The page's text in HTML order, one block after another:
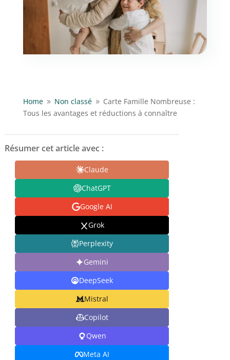
Home 9 Non classé 9 Carte Famille Nombreuse :
Tous les avantages et réductions à connaître
Résumer cet article avec :
Claude
ChatGPT
Google AI
Grok
Perplexity
Gemini
DeepSeek
Mistral
Copilot
Qwen
Meta AI